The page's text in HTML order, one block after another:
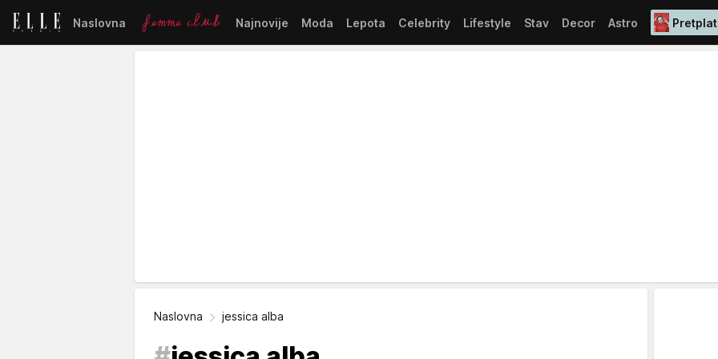
Naslovna Najnovije Moda Lepota Celebrity Lifestyle Stav Decor Astro
Naslovna jessica alba